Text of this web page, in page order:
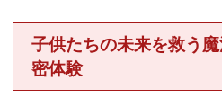
子供たちの未来を救う
密体験